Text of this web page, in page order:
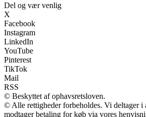
Del og vær venlig
X
Facebook
Instagram
LinkedIn
YouTube
Pinterest
TikTok
Mail
RSS
© Beskyttet af ophavsretsloven.
© Alle rettigheder forbeholdes. Vi deltager i
modtager betaling for køb via vores